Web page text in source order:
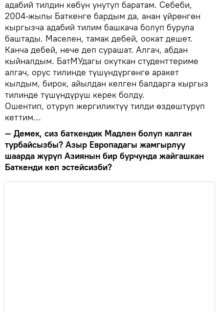
адабий тилдин көбүн унутуп баратам. Себеби,
2004-жылы Баткенге бардым да, анан үйрөнгөн
кыргызча адабий тилим башкача болуп бурула
баштады. Маселен, тамак дебей, оокат дешет.
Канча дебей, нече деп сурашат. Алгач, абдан
кыйналдым. БатМУдагы окуткан студенттериме
алгач, орус тилинде түшүндүргөнгө аракет
кылдым, бирок, айылдан келген балдарга кыргыз
тилинде түшүндүрүш керек болду.
Ошентип, отуруп жергиликтүү тилди өздөштүрүп
кеттим…
— Демек, сиз баткендик Мадлен болуп калган
турбайсызбы? Азыр Европадагы жамгырлуу
шаарда жүрүп Азиянын бир бурчунда жайгашкан
Баткенди көп эстейсизби?